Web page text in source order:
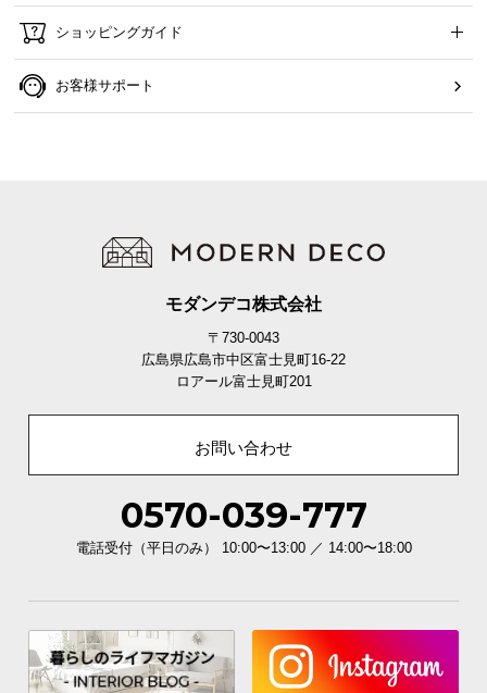
深く腰かけられる奥行き
座面はたっぷり奥行き
ラックスした姿勢で、ゆったり過ごすことができま
丁度いい高さのアームレスト
ん。
ショッピングガイド
お客様サポート
モダンデコ株式会社
〒730-0043
広島県広島市中区富士見町16-22
ロアール富士見町201
お問い合わせ
0570-039-777
電話受付（平日のみ） 10:00〜13:00 ／ 14:00〜18:00